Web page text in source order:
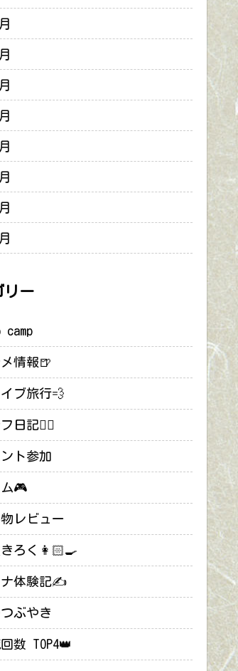
リー
情報🍺
ブ旅行💨
日記🏌️‍♂️
ト参加
🎮
レビュー
ろく👩🏻‍🍳
体験記✍
ぶやき
数 TOP4👑